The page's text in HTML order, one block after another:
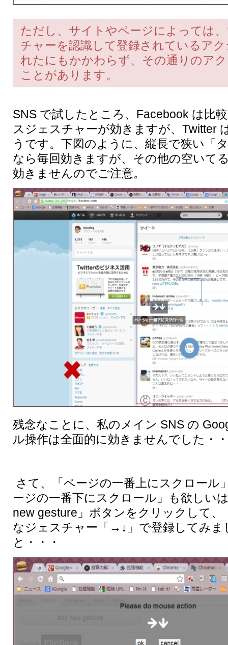
ただし、サイトやページによっては
チャーを認識して登録されているア
れたにもかかわらず、その通りのア
ことがあります。
SNS で試したところ、Facebook は比
スジェスチャーが効きますが、Twitter
うです。下図のように、縦長で狭い「
なら毎回効きますが、その他の空いて
効きませんのでご注意。
残念なことに、私のメイン SNS の
ル操作は全面的に効きませんでした・
さて、「ページの一番上にスクロール
ージの一番下にスクロール」も欲しい
new gesture」ボタンをクリックして
なジェスチャー「→↓」で登録してみま
と・・・